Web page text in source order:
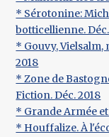
* Sérotonine:
botticellienne.
* Gouvy, Vielsalm,
2018
* Zone de
Fiction. Déc. 2018
* Grande Armée et
* Houffalize. À